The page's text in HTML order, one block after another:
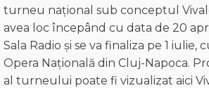
turneu național sub conceptul
avea loc începând cu data de 20
Sala Radio și se va finaliza pe 1 iulie,
Opera Națională din Cluj-Napoca.
al turneului poate fi vizualizat aici